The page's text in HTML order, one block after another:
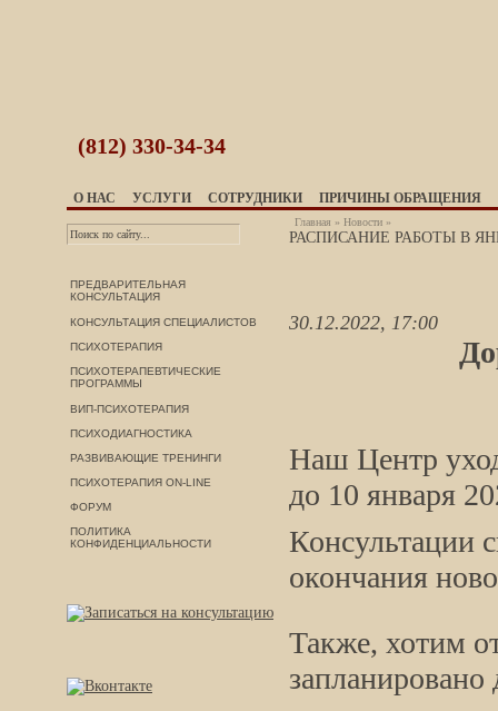
(812) 330-34-34
О НАС УСЛУГИ СОТРУДНИКИ ПРИЧИНЫ ОБРАЩЕНИЯ
ПРЕДВАРИТЕЛЬНАЯ
КОНСУЛЬТАЦИЯ
КОНСУЛЬТАЦИЯ СПЕЦИАЛИСТОВ
ПСИХОТЕРАПИЯ
ПСИХОТЕРАПЕВТИЧЕСКИЕ
ПРОГРАММЫ
ВИП-ПСИХОТЕРАПИЯ
ПСИХОДИАГНОСТИКА
РАЗВИВАЮЩИЕ ТРЕНИНГИ
ПСИХОТЕРАПИЯ ON-LINE
ФОРУМ
ПОЛИТИКА
КОНФИДЕНЦИАЛЬНОСТИ
Главная » Новости »
РАСПИСАНИЕ РАБОТЫ В
30.12.2022, 17:00
Наш Центр
до 10 января
Консультации
окончания
Также, хотим